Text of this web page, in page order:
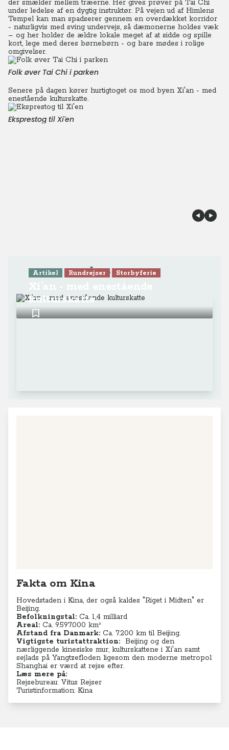
der smælder mellem træerne. Her gives prøver på Tai Chi
under ledelse af en dygtig instruktør. På vejen ud af Himlens
Tempel kan man spadserer gennem en overdækket korridor
- naturligvis med sving undervejs, så dæmonerne holdes væk
– og her holder de ældre lokale meget af at sidde og spille
kort, lege med deres børnebørn - og bare mødes i rolige
omgivelser.
Folk øver Tai Chi i parken
Senere på dagen kører hurtigtoget os mod byen Xi'an - med
enestående kulturskatte.
Eksprestog til Xi'en
Læs mere
Artikel Rundrejser Storbyferie
kulturskatte
Fakta om Kina
Hovedstaden i Kina, der også kaldes "Riget i Midten" er
Beijing.
Befolkningstal: Ca. 1,4 milliard
Areal: Ca. 9.597.000 km²
Afstand fra Danmark: Ca. 7.200 km til Beijing.
Vigtigste turistattraktion: Beijing og den
nærliggende kinesiske mur, kulturskattene i Xi'an samt
sejlads på Yangtzefloden ligesom den moderne metropol
Shanghai er værd at rejse efter.
Læs mere på:
Rejsebureau: Vitus Rejser
Turistinformation: Kina